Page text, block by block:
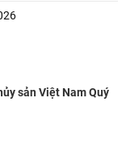
sản Việt Nam Quý